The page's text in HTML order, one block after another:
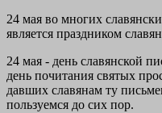
24 мая во многих
является праздником
24 мая - день славянской
день почитания святых
давших славянам ту
пользуемся до сих пор.